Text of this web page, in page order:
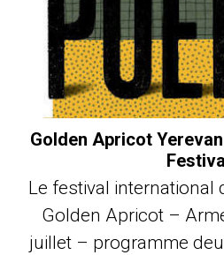
Golden Apricot
Le festival international
Golden Apricot –
juillet – programme